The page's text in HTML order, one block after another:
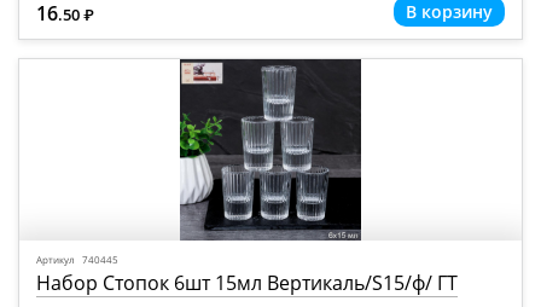
16.50 Р
=
Артикул 740445
Набор Стопок 6шт 15мл Вертикаль/S15/ф/ ГТ